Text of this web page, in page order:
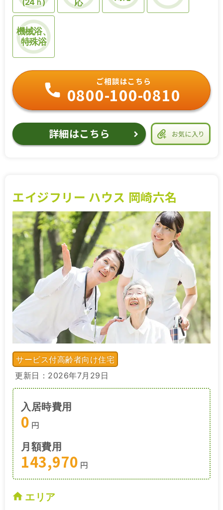
応
機械浴、
特殊浴
お気に入り
ご相談はこちら
0800-100-0810
詳細はこちら
エイジフリー ハウス 岡崎六名
サービス付高齢者向け住宅
更新日：2026年7月29日
入居時費用
0 円
月額費用
143,970 円
エリア